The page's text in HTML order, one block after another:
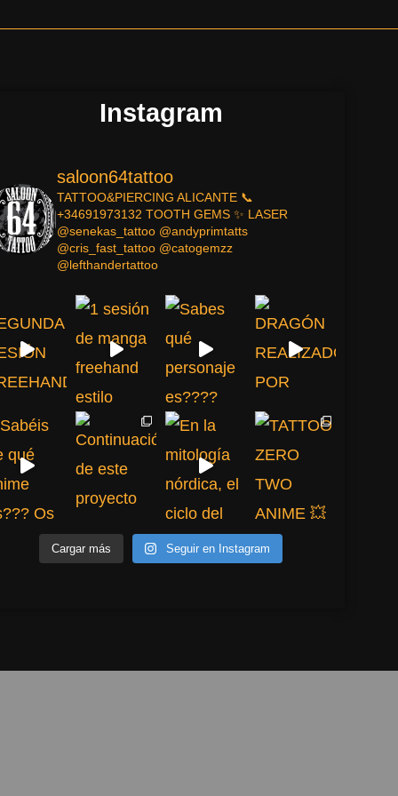
Instagram
saloon64tattoo
TATTOO&PIERCINGALICANTE 📞
+34691973132 TOOTH GEMS ✨ LASER
@senekas_tattoo @andyprimtatts
@cris_fast_tattoo @catogemzz
@lefthandertattoo
Cargar más Seguir en Instagram